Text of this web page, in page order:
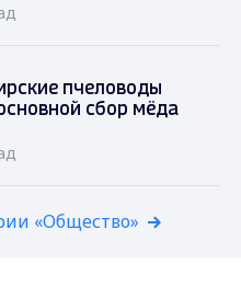
пчеловоды
сбор мёда
«Общество»